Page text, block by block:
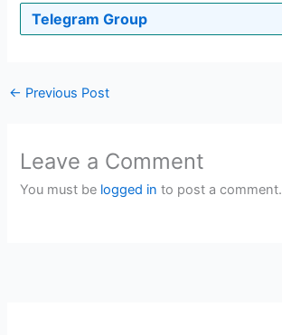
Telegram Group
← Previous Post
Leave a Comment
You must be logged in to post a comment.